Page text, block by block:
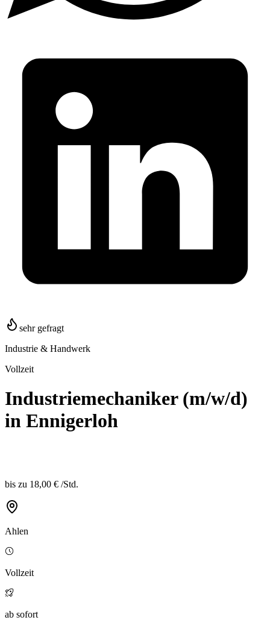
sehr gefragt
Industrie & Handwerk
Vollzeit
Industriemechaniker (m/w/d)
in Ennigerloh
bis zu 18,00 € /Std.
Ahlen
Vollzeit
ab sofort